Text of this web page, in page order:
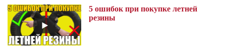
5 ошибок при покупке летней
резины